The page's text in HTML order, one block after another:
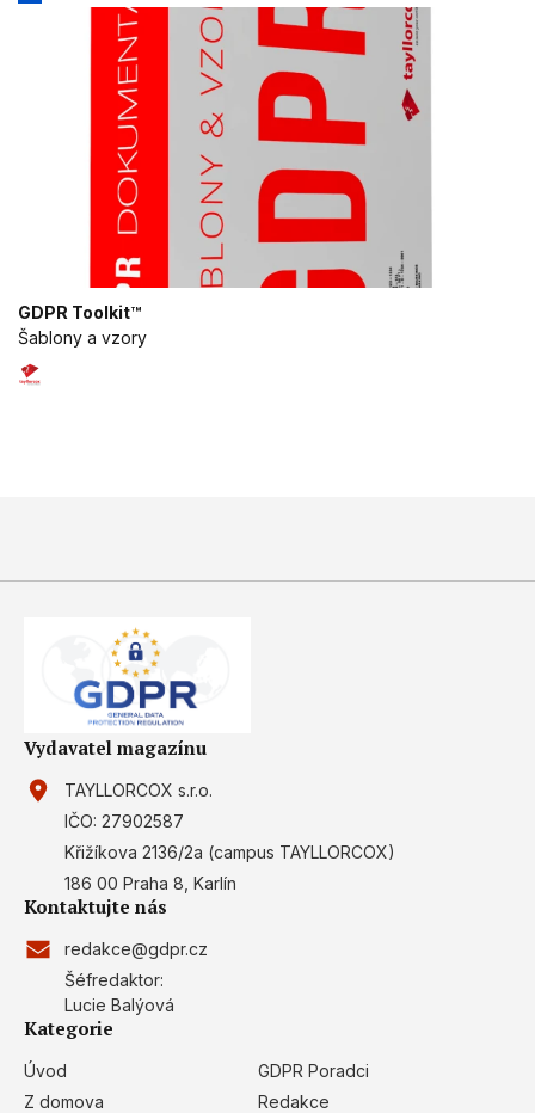
GDPR Toolkit™
Šablony a vzory
Vydavatel magazínu
TAYLLORCOX s.r.o.
IČO: 27902587
Křižíkova 2136/2a (campus TAYLLORCOX)
186 00 Praha 8, Karlín
Kontaktujte nás
redakce@gdpr.cz
Šéfredaktor:
Lucie Balýová
Kategorie
Úvod
Z domova
GDPR Poradci
Redakce